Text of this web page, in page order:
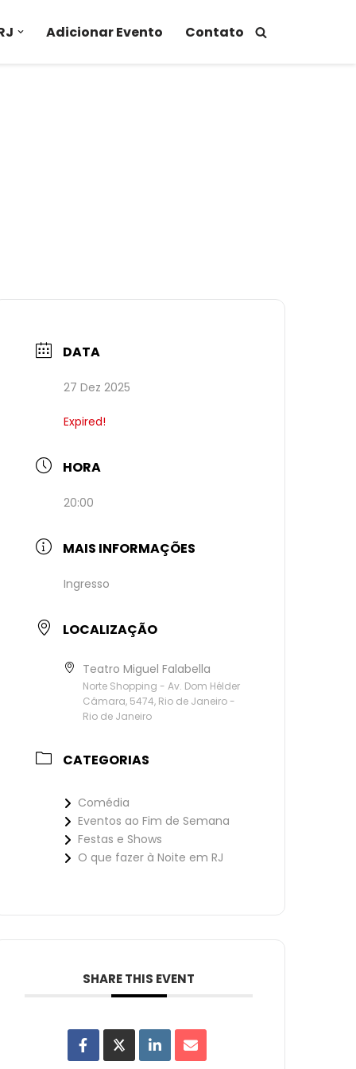
Adicionar Evento Contato
DATA
27 Dez 2025
Expired!
HORA
20:00
MAIS INFORMAÇÕES
Ingresso
LOCALIZAÇÃO
Teatro Miguel Falabella
Norte Shopping - Av. Dom Hélder
Câmara, 5474, Rio de Janeiro -
Rio de Janeiro
CATEGORIAS
Comédia
Eventos ao Fim de Semana
Festas e Shows
O que fazer à Noite em RJ
SHARE THIS EVENT